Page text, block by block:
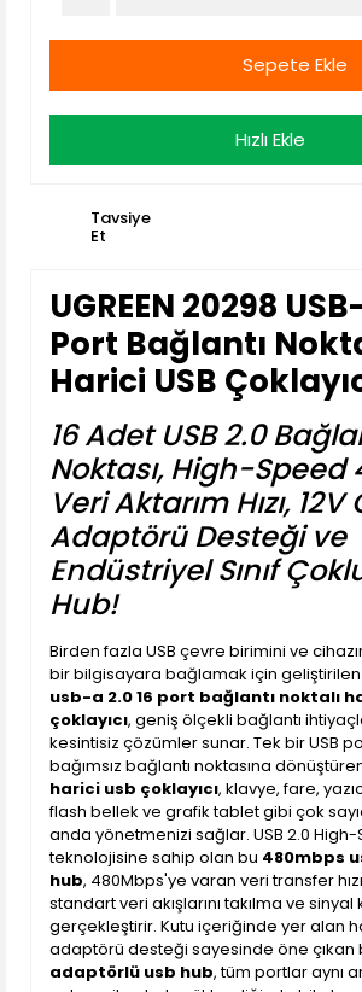
Sepete Ekle
Hızlı Ekle
Tavsiye
Et
UGREEN 20298
Port Bağlantı
Harici USB
16 Adet USB 2.0
Noktası, High-Speed
Veri Aktarım Hızı, 12V
Adaptörü Desteği ve
Endüstriyel Sınıf
Hub!
Birden fazla USB çevre birimini ve
bir bilgisayara bağlamak için geliştirilen
usb-a 2.0 16 port bağlantı noktalı
çoklayıcı, geniş ölçekli bağlantı
kesintisiz çözümler sunar. Tek bir USB
bağımsız bağlantı noktasına
harici usb çoklayıcı, klavye, fare,
flash bellek ve grafik tablet gibi çok
anda yönetmenizi sağlar. USB 2.0
teknolojisine sahip olan bu 480mbps
hub, 480Mbps'ye varan veri transfer
standart veri akışlarını takılma ve
gerçekleştirir. Kutu içeriğinde yer alan
adaptörü desteği sayesinde öne çıkan
adaptörlü usb hub, tüm portlar aynı